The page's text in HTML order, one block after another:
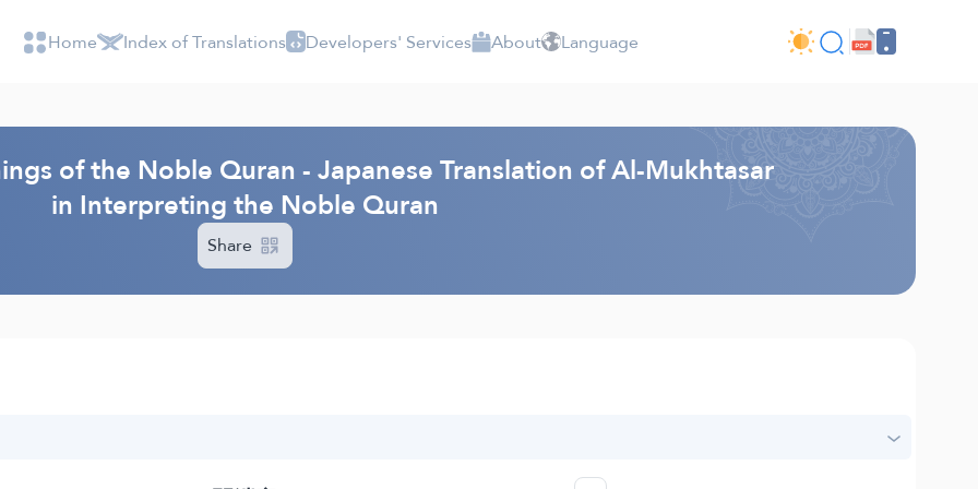
Home Index of Translations Developers' Services About Language
of the Noble Quran - Japanese Translation of Al-Mukhtasar
in Interpreting the Noble Quran
Share